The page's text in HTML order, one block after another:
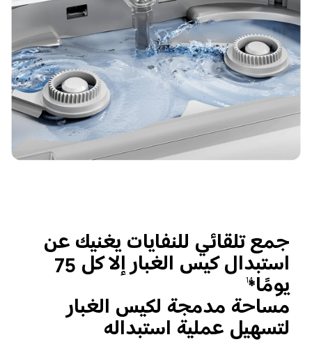
جمع تلقائي للنفايات يغنيك عن
يومًا*14
مساحة مدمجة لكيس الغبار
لتسهيل عملية استبداله